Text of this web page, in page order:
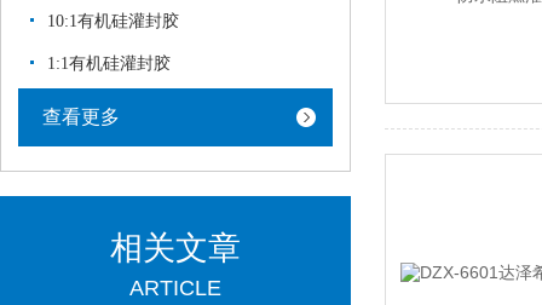
10:1有机硅灌封胶
1:1有机硅灌封胶
查看更多
相关文章
ARTICLE